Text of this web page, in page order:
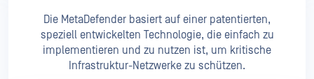
Die MetaDefender basiert auf einer patentierten,
speziell entwickelten Technologie, die einfach zu
implementieren und zu nutzen ist, um kritische
Infrastruktur-Netzwerke zu schützen.